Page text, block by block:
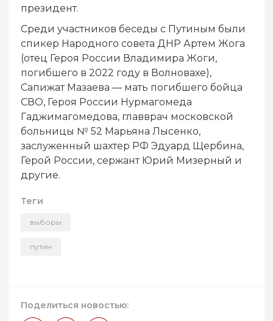
президент.
Среди участников беседы с Путиным были
спикер Народного совета ДНР Артем Жога
(отец Героя России Владимира Жоги,
погибшего в 2022 году в Волновахе),
Сапижат Мазаева — мать погибшего бойца
СВО, Героя России Нурмагомеда
Гаджимагомедова, главврач московской
больницы № 52 Марьяна Лысенко,
заслуженный шахтер РФ Эдуард Щербина,
Герой России, сержант Юрий Мизерный и
другие.
Теги
выборы
путин
Поделиться новостью: